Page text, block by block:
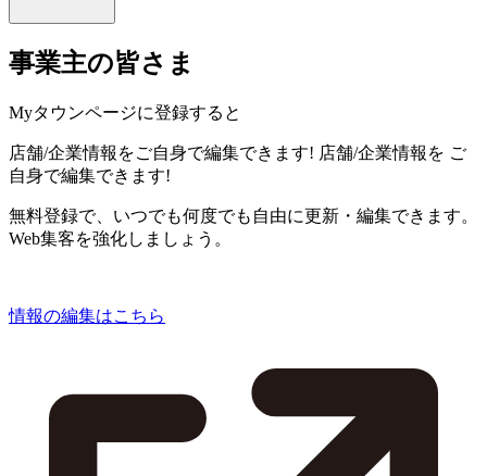
事業主の皆さま
Myタウンページに登録すると
店舗/企業情報をご自身で編集できます! 店舗/企業情報を ご
自身で編集できます!
無料登録で、いつでも何度でも自由に更新・編集できます。
Web集客を強化しましょう。
情報の編集はこちら